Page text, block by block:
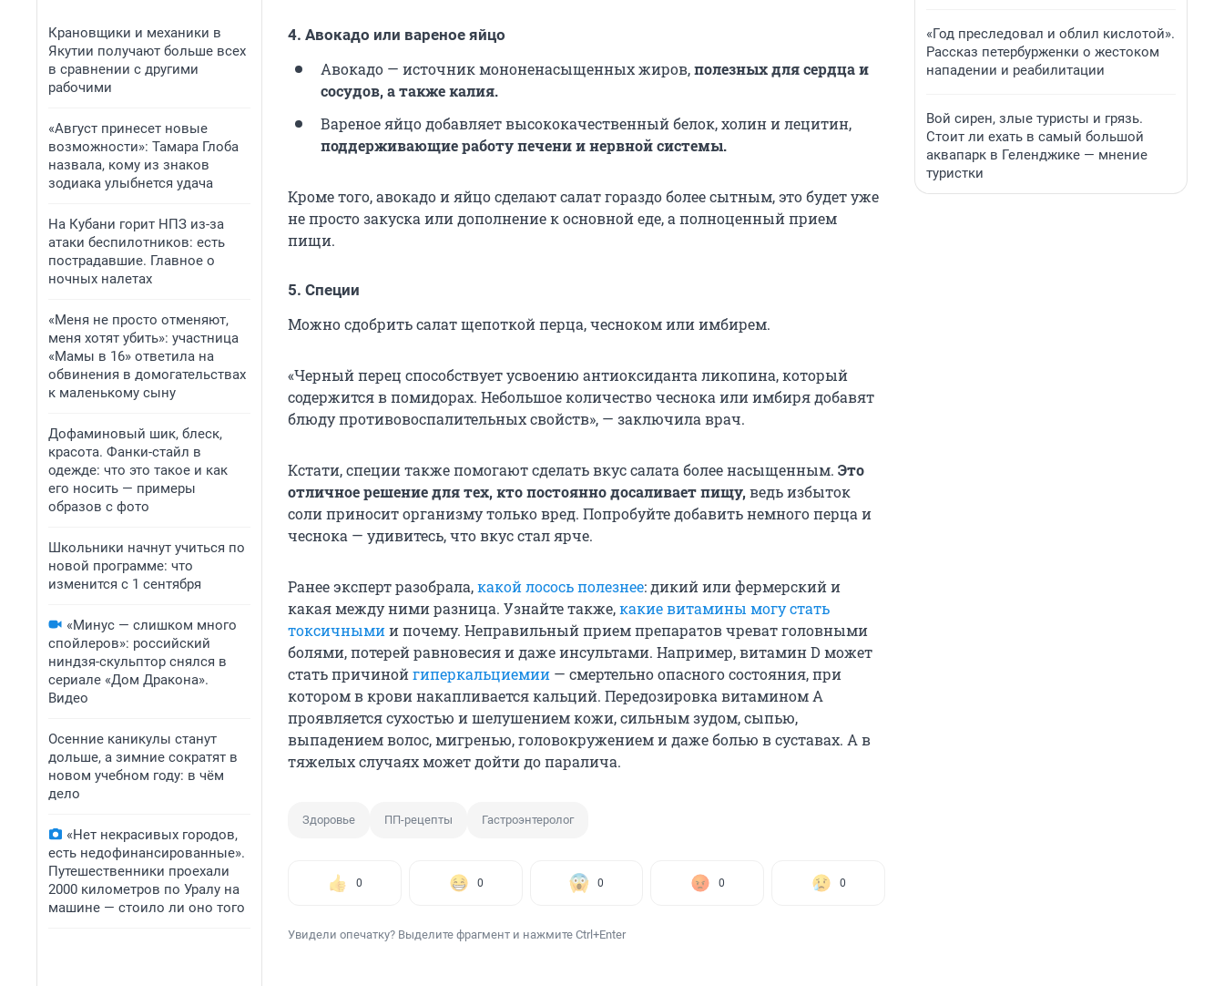
Крановщики и механики в
Якутии получают больше всех
в сравнении с другими
рабочими
«Август принесет новые
возможности»: Тамара Глоба
назвала, кому из знаков
зодиака улыбнется удача
На Кубани горит НПЗ из-за
атаки беспилотников: есть
пострадавшие. Главное о
ночных налетах
«Меня не просто отменяют,
меня хотят убить»: участница
«Мамы в 16» ответила на
обвинения в домогательствах
к маленькому сыну
Дофаминовый шик, блеск,
красота. Фанки-стайл в
одежде: что это такое и как
его носить — примеры
образов с фото
Школьники начнут учиться по
новой программе: что
изменится с 1 сентября
«Минус — слишком много
спойлеров»: российский
ниндзя-скульптор снялся в
сериале «Дом Дракона».
Видео
Осенние каникулы станут
дольше, а зимние сократят в
новом учебном году: в чём
дело
«Нет некрасивых городов,
есть недофинансированные».
Путешественники проехали
2000 километров по Уралу на
машине — стоило ли оно того
4. Авокадо или вареное яйцо
Авокадо — источник мононенасыщенных жиров,полезных для сердца и
сосудов, а также калия.
Вареное яйцо добавляет высококачественный белок, холин и лецитин,
поддерживающие работу печени и нервной системы.
Кроме того, авокадо и яйцо сделают салат гораздо более сытным, это будет уже
не просто закуска или дополнение к основной еде, а полноценный прием
пищи.
5. Специи
Можно сдобрить салат щепоткой перца, чесноком или имбирем.
«Черный перец способствует усвоению антиоксиданта ликопина, который
содержится в помидорах. Небольшое количество чеснока или имбиря добавят
блюду противовоспалительных свойств», — заключила врач.
Кстати, специи также помогают сделать вкус салата более насыщенным. Это
отличное решение для тех, кто постоянно досаливает пищу,ведь избыток
соли приносит организму только вред. Попробуйте добавить немного перца и
чеснока — удивитесь, что вкус стал ярче.
Ранее эксперт разобрала,какой лосось полезнее: дикий или фермерский и
какая между ними разница. Узнайте также,какие витамины могу стать
токсичнымии почему. Неправильный прием препаратов чреват головными
болями, потерей равновесия и даже инсультами. Например, витамин D может
стать причинойгиперкальциемии — смертельно опасного состояния, при
котором в крови накапливается кальций. Передозировка витамином А
проявляется сухостью и шелушением кожи, сильным зудом, сыпью,
выпадением волос, мигренью, головокружением и даже болью в суставах. А в
тяжелых случаях может дойти до паралича.
Здоровье ПП-рецепты Гастроэнтеролог
0 0 0 0 0
Увидели опечатку? Выделите фрагмент и нажмите Ctrl+Enter
«Год преследовал и облил кислотой».
Рассказ петербурженки о жестоком
нападении и реабилитации
Вой сирен, злые туристы и грязь.
Стоит ли ехать в самый большой
аквапарк в Геленджике — мнение
туристки